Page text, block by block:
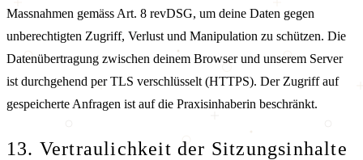
Massnahmen gemäss Art. 8 revDSG, um deine Daten gegen
unberechtigten Zugriff, Verlust und Manipulation zu schützen. Die
Datenübertragung zwischen deinem Browser und unserem Server
ist durchgehend per TLS verschlüsselt (HTTPS). Der Zugriff auf
gespeicherte Anfragen ist auf die Praxisinhaberin beschränkt.
13. Vertraulichkeit der Sitzungsinhalte